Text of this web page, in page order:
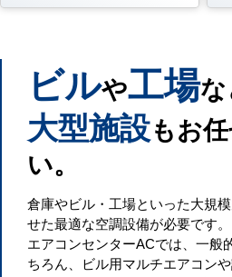
ビルや工場
大型施設もお
い。
倉庫やビル・工場といった大規
せた最適な空調設備が必要です。
エアコンセンターACでは、一般
ちろん、ビル用マルチエアコン